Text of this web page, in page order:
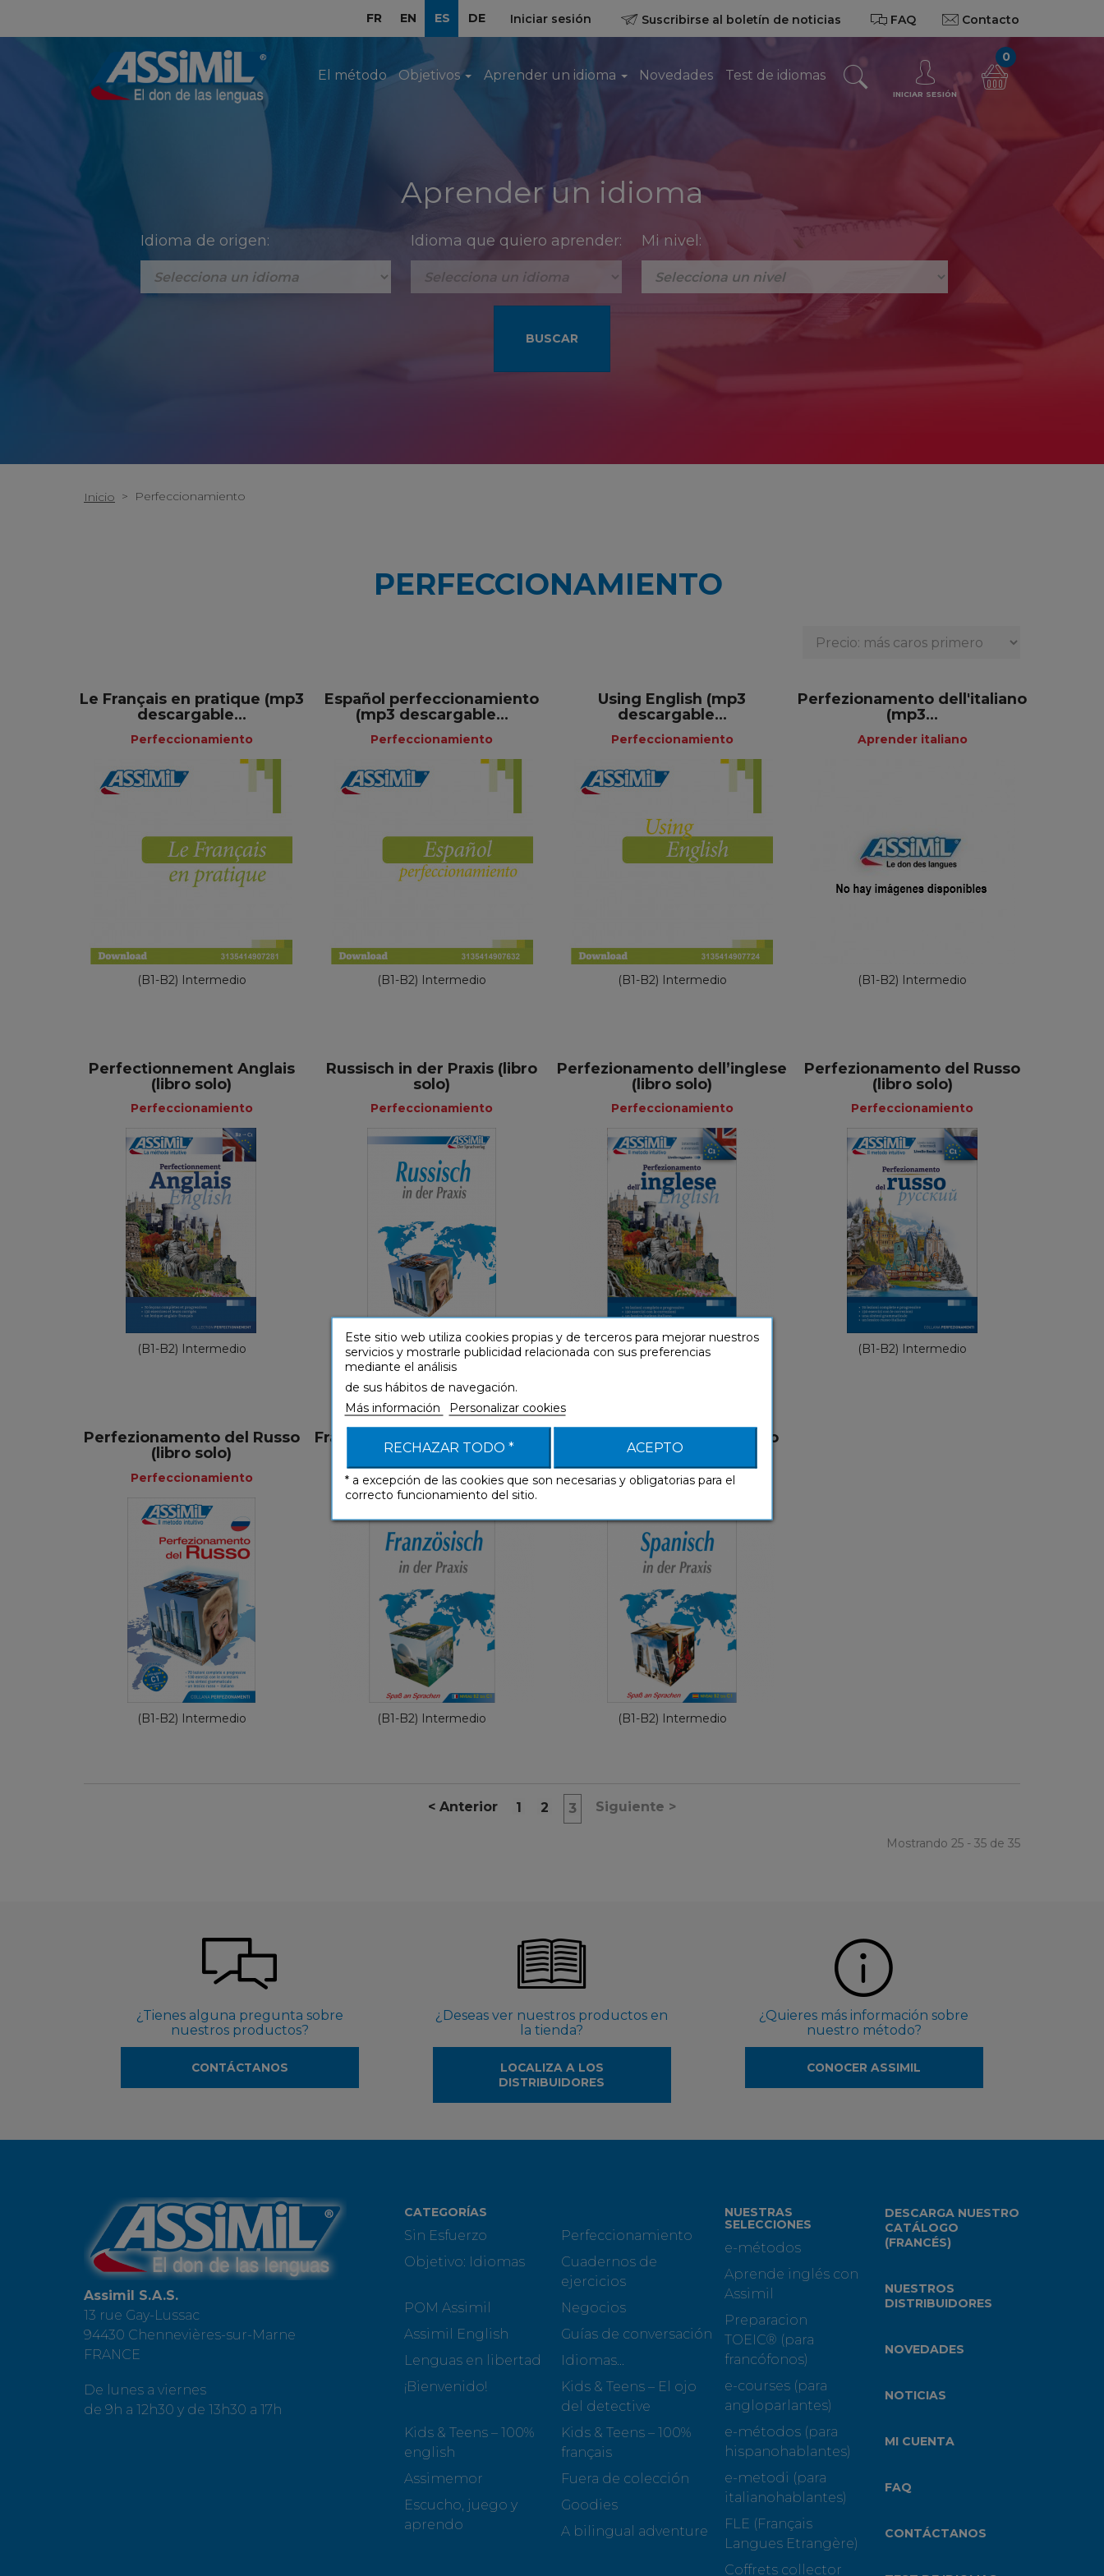
FR EN ES DE Iniciar sesión Suscribirse al boletín de noticias FAQ Contacto
El método Objetivos Aprender un idioma Novedades Test de idiomas
INICIAR SESIÓN
0
Aprender un idioma
Idioma de origen: Idioma que quiero aprender: Mi nivel:
Inicio > Perfeccionamiento
PERFECCIONAMIENTO
Le Français en pratique (mp3
descargable...
Perfeccionamiento
(B1-B2) Intermedio
Perfeccionamiento
49,90 €
Español perfeccionamiento
(mp3 descargable...
Perfeccionamiento
(B1-B2) Intermedio
Perfeccionamiento
49,90 €
Using English (mp3
descargable...
Perfeccionamiento
(B1-B2) Intermedio
Perfeccionamiento
49,90 €
Perfezionamento dell'italiano
(mp3...
Aprender italiano
(B1-B2) Intermedio
Aprender italiano
Perfectionnement Anglais
(libro solo)
Perfeccionamiento
(B1-B2) Intermedio
Perfeccionamiento
Francés
29,90 €
Russisch in der Praxis (libro
solo)
Perfeccionamiento
(B1-B2) Intermedio
Perfeccionamiento
Alemán
29,90 €
Perfezionamento dell’inglese
(libro solo)
Perfeccionamiento
(B1-B2) Intermedio
Perfeccionamiento
Italiano
26,90 €
Perfezionamento del Russo
(libro solo)
Perfeccionamiento
(B1-B2) Intermedio
Perfeccionamiento
Italiano
26,90 €
Perfezionamento del Russo
(libro solo)
Perfeccionamiento
(B1-B2) Intermedio
Perfeccionamiento
Italiano
24,90 €
Französisch in der Praxis (libro
solo)
Perfeccionamiento
(B1-B2) Intermedio
Perfeccionamiento
Alemán
24,90 €
Spanisch in der Praxis (libro
solo)
Perfeccionamiento
(B1-B2) Intermedio
Perfeccionamiento
Alemán
24,90 €
<Anterior 1 2 3 Siguiente >
Mostrando 25 - 35 de 35
¿Tienes alguna pregunta sobre
nuestros productos?
CONTÁCTANOS
¿Deseas ver nuestros productos en
la tienda?
LOCALIZA A LOS
DISTRIBUIDORES
¿Quieres más información sobre
nuestro método?
CONOCER ASSIMIL
Assimil S.A.S.
13 rue Gay-Lussac
94430 Chennevières-sur-Marne
FRANCE
De lunes a viernes
de 9h a 12h30 y de 13h30 a 17h
CATEGORÍAS
Sin Esfuerzo
Perfeccionamiento
Objetivo: Idiomas
Cuadernos de
ejercicios
POM Assimil
Negocios
Assimil English
Guías de conversación
Lenguas en libertad
Idiomas...
¡Bienvenido!
Kids & Teens – El ojo
del detective
Kids & Teens – 100%
english
Kids & Teens – 100%
français
Assimemor
Fuera de colección
Escucho, juego y
aprendo
Goodies
A bilingual adventure
NUESTRAS
SELECCIONES
e-métodos
Aprende inglés con
Assimil
Preparacion
TOEIC® (para
francófonos)
e-courses (para
angloparlantes)
e-métodos (para
hispanohablantes)
e-metodi (para
italianohablantes)
FLE (Français
Langues Etrangère)
Coffrets collector
DESCARGA NUESTRO
CATÁLOGO
(FRANCÉS)
NUESTROS
DISTRIBUIDORES
NOVEDADES
NOTICIAS
MI CUENTA
FAQ
CONTÁCTANOS
Este sitio web utiliza cookies propias y de terceros para mejorar nuestros
servicios y mostrarle publicidad relacionada con sus preferencias
mediante el análisis
de sus hábitos de navegación.
Más información
Personalizar cookies
RECHAZAR TODO * ACEPTO
* a excepción de las cookies que son necesarias y obligatorias para el
correcto funcionamiento del sitio.